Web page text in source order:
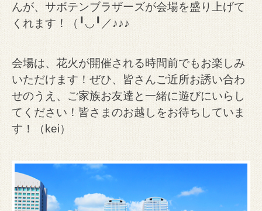
んが、サボテンブラザーズが会場を盛り上げて
くれます！（╹◡╹／♪♪♪
会場は、花火が開催される時間前でもお楽しみ
いただけます！ぜひ、皆さんご近所お誘い合わ
せのうえ、ご家族お友達と一緒に遊びにいらし
てください！ 皆さまのお越しをお待ちしていま
す！（ kei）